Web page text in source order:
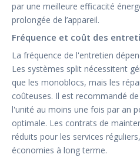
par une meilleure efficacité
prolongée de l’appareil.
Fréquence et coût des
La fréquence de l'entretien
Les systèmes split nécessitent
que les monoblocs, mais les
coûteuses. Il est recommandé
l'unité au moins une fois par an
optimale. Les contrats de
réduits pour les services
économies à long terme.